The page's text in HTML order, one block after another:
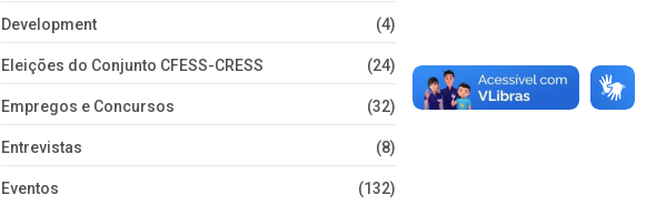
Development (4)
Eleições do Conjunto CFESS-CRESS (24)
Empregos e Concursos (32)
Entrevistas (8)
Eventos (132)